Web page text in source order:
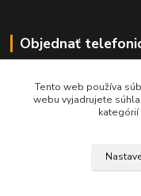
Objednať
+421
Tento web používa
webu vyjadrujete
kategórií